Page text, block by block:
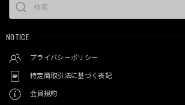
NOTICE
プライバシーポリシー
特定商取引法に基づく表記
会員規約